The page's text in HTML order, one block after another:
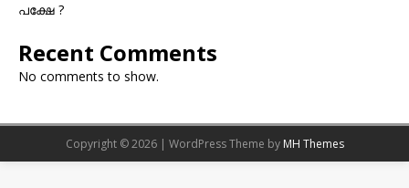
പക്ഷേ ?
Recent Comments
No comments to show.
Copyright © 2026 | WordPress Theme by MH Themes